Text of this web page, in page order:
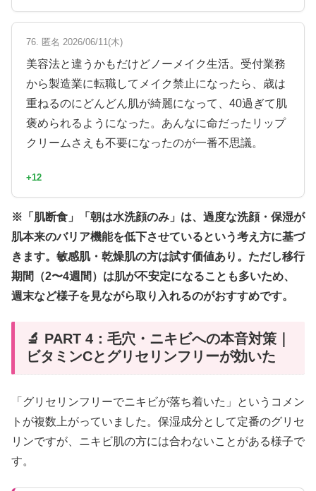
76. 匿名 2026/06/11(木)
美容法と違うかもだけどノーメイク生活。受付業務
から製造業に転職してメイク禁止になったら、歳は
重ねるのにどんどん肌が綺麗になって、40過ぎて肌
褒められるようになった。あんなに命だったリップ
クリームさえも不要になったのが一番不思議。
+12
※「肌断食」「朝は水洗顔のみ」は、過度な洗顔・保湿が
肌本来のバリア機能を低下させているという考え方に基づ
きます。敏感肌・乾燥肌の方は試す価値あり。ただし移行
期間（2〜4週間）は肌が不安定になることも多いため、
週末など様子を見ながら取り入れるのがおすすめです。
🔬 PART 4：毛穴・ニキビへの本音対策｜
ビタミンCとグリセリンフリーが効いた
「グリセリンフリーでニキビが落ち着いた」というコメン
トが複数上がっていました。保湿成分として定番のグリセ
リンですが、ニキビ肌の方には合わないことがある様子で
す。